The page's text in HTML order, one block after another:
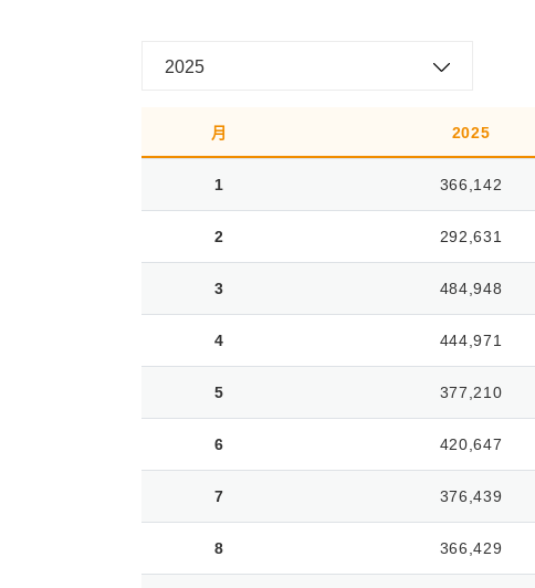
2025
月 2025
1 366,142
2 292,631
3 484,948
4 444,971
5 377,210
6 420,647
7 376,439
8 366,429